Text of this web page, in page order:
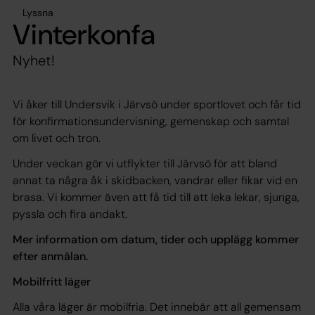
Lyssna
Vinterkonfa
Nyhet!
Vi åker till Undersvik i Järvsö under sportlovet och får tid
för konfirmationsundervisning, gemenskap och samtal
om livet och tron.
Under veckan gör vi utflykter till Järvsö för att bland
annat ta några åk i skidbacken, vandrar eller fikar vid en
brasa. Vi kommer även att få tid till att leka lekar, sjunga,
pyssla och fira andakt.
Mer information om datum, tider och upplägg kommer
efter anmälan.
Mobilfritt läger
Alla våra läger är mobilfria. Det innebär att all gemensam